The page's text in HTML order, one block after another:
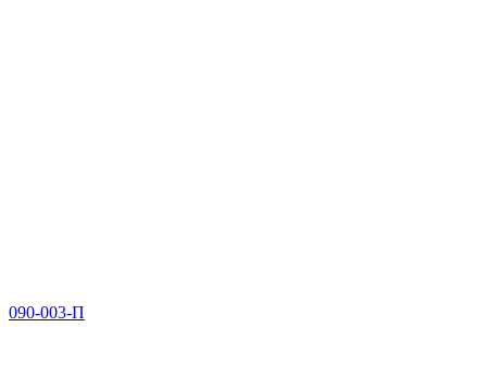
090-003-П